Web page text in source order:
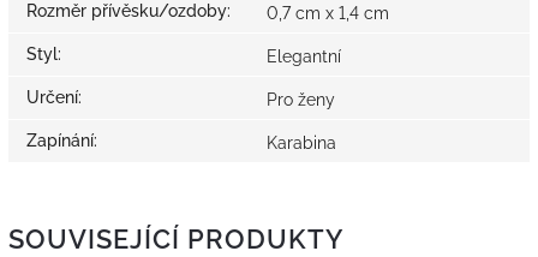
Rozměr přívěsku/ozdoby: 0,7 cm x 1,4 cm
Styl: Elegantní
Určení: Pro ženy
Zapínání: Karabina
SOUVISEJÍCÍ PRODUKTY